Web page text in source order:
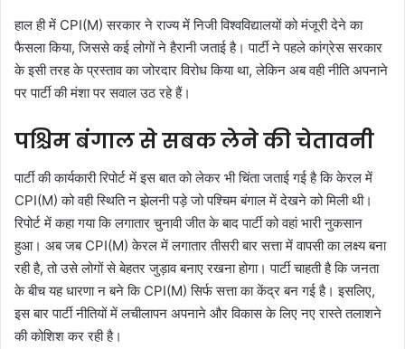
हाल ही में CPI(M) सरकार ने राज्य में निजी विश्वविद्यालयों को मंजूरी देने का
फैसला किया, जिससे कई लोगों ने हैरानी जताई है। पार्टी ने पहले कांग्रेस सरकार
के इसी तरह के प्रस्ताव का जोरदार विरोध किया था, लेकिन अब वही नीति अपनाने
पर पार्टी की मंशा पर सवाल उठ रहे हैं।
पश्चिम बंगाल से सबक लेने की चेतावनी
पार्टी की कार्यकारी रिपोर्ट में इस बात को लेकर भी चिंता जताई गई है कि केरल में
CPI(M) को वही स्थिति न झेलनी पड़े जो पश्चिम बंगाल में देखने को मिली थी।
रिपोर्ट में कहा गया कि लगातार चुनावी जीत के बाद पार्टी को वहां भारी नुकसान
हुआ। अब जब CPI(M) केरल में लगातार तीसरी बार सत्ता में वापसी का लक्ष्य बना
रही है, तो उसे लोगों से बेहतर जुड़ाव बनाए रखना होगा। पार्टी चाहती है कि जनता
के बीच यह धारणा न बने कि CPI(M) सिर्फ सत्ता का केंद्र बन गई है। इसलिए,
इस बार पार्टी नीतियों में लचीलापन अपनाने और विकास के लिए नए रास्ते तलाशने
की कोशिश कर रही है।